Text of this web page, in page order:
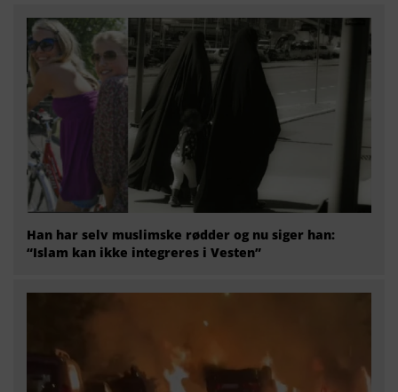
Han har selv muslimske rødder og nu siger han:
“Islam kan ikke integreres i Vesten”